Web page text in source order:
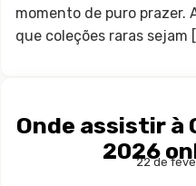
momento de puro prazer.
que coleções raras sejam
Onde assistir à
2026
22 de